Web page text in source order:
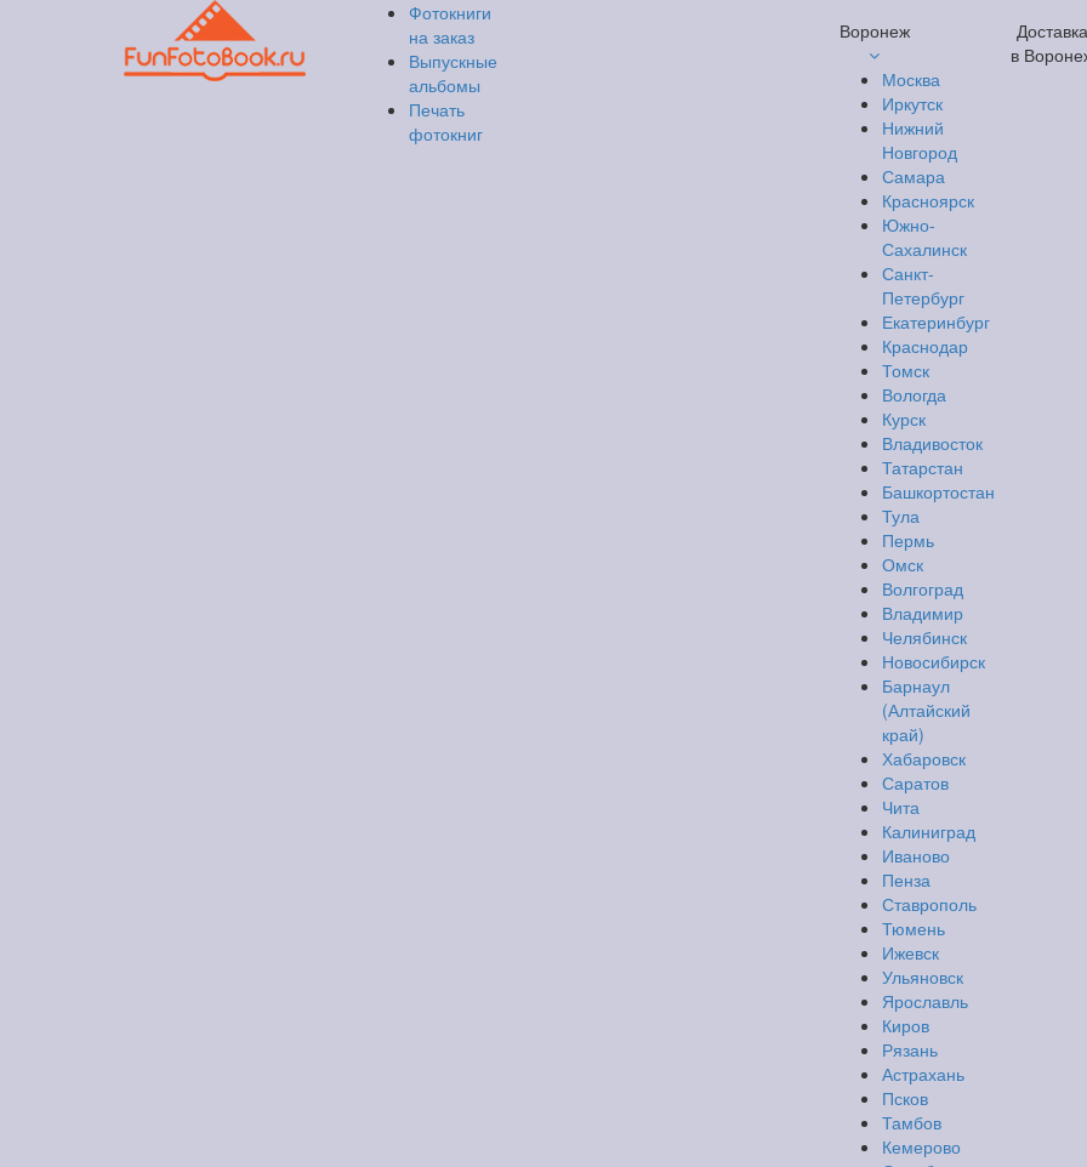
Фотокниги
на заказ
Выпускные
альбомы
Печать
фотокниг
Воронеж
Москва
Иркутск
Нижний
Новгород
Самара
Красноярск
Южно-
Сахалинск
Санкт-
Петербург
Екатеринбург
Краснодар
Томск
Вологда
Курск
Владивосток
Татарстан
Башкортостан
Тула
Пермь
Омск
Волгоград
Владимир
Челябинск
Новосибирск
Барнаул
(Алтайский
край)
Хабаровск
Саратов
Чита
Калиниград
Иваново
Пенза
Ставрополь
Тюмень
Ижевск
Ульяновск
Ярославль
Киров
Рязань
Астрахань
Псков
Тамбов
Кемерово
Доставка
в